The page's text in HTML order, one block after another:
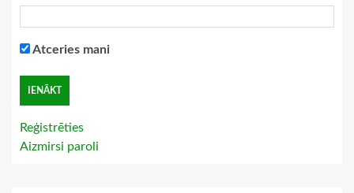
Atceries mani
Reģistrēties
Aizmirsi paroli